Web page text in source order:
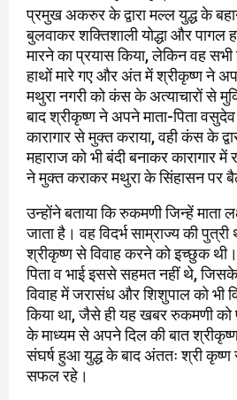
प्रमुख अकरुर के द्वारा मल्ल युद्ध के
बुलवाकर शक्तिशाली योद्धा और पागल
मारने का प्रयास किया, लेकिन वह
हाथों मारे गए और अंत में श्रीकृष्ण ने
मथुरा नगरी को कंस के अत्याचारों से
बाद श्रीकृष्ण ने अपने माता-पिता
कारागार से मुक्त कराया, वही कंस के
महाराज को भी बंदी बनाकर कारागार
ने मुक्त कराकर मथुरा के सिंहासन पर
उन्होंने बताया कि रुकमणी जिन्हें माता
जाता है। वह विदर्भ साम्राज्य की पुत्री
श्रीकृष्ण से विवाह करने को इच्छुक
पिता व भाई इससे सहमत नहीं थे,
विवाह में जरासंध और शिशुपाल को भी
किया था, जैसे ही यह खबर रुकमणी को
के माध्यम से अपने दिल की बात
संघर्ष हुआ युद्ध के बाद अंततः श्री
सफल रहे।